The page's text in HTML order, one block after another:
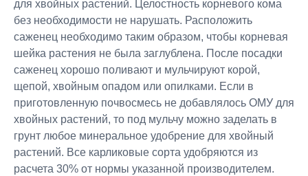
для хвойных растений. Целостность корневого кома
без необходимости не нарушать. Расположить
саженец необходимо таким образом, чтобы корневая
шейка растения не была заглублена. После посадки
саженец хорошо поливают и мульчируют корой,
щепой, хвойным опадом или опилками. Если в
приготовленную почвосмесь не добавлялось ОМУ для
хвойных растений, то под мульчу можно заделать в
грунт любое минеральное удобрение для хвойный
растений. Все карликовые сорта удобряются из
расчета 30% от нормы указанной производителем.